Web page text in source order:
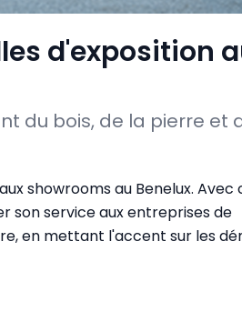
d'exposition
du bois, de la pierre et
showrooms au Benelux. Avec
son service aux entreprises de
en mettant l'accent sur les